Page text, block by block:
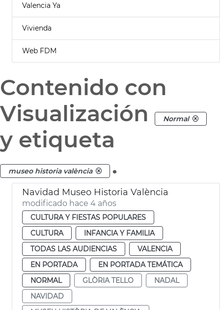
Valencia Ya
Vivienda
Web FDM
Contenido con
Visualización
Normal
y etiqueta
museo historia valència .
Navidad Museo Historia València
modificado hace 4 años
CULTURA Y FIESTAS POPULARES
CULTURA
INFANCIA Y FAMILIA
TODAS LAS AUDIENCIAS
VALENCIA
EN PORTADA
EN PORTADA TEMÁTICA
NORMAL
GLÒRIA TELLO
NADAL
NAVIDAD